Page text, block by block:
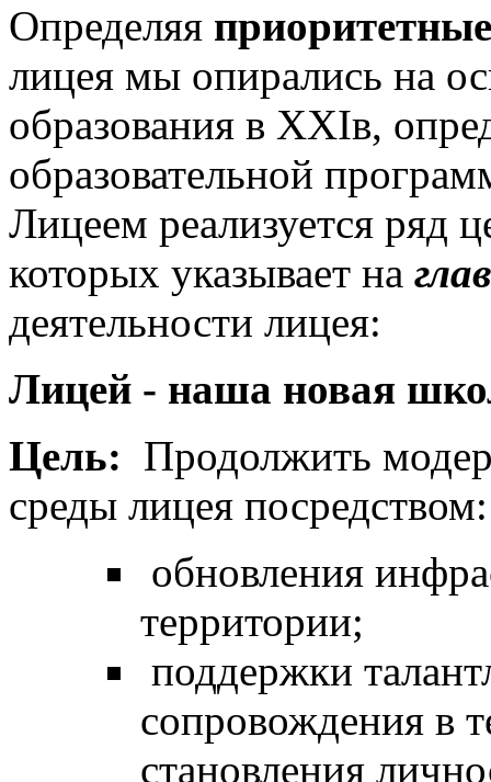
Определяя
лицея мы опирались на
образования в ХХIв,
образовательной
Лицеем реализуется ряд
которых указывает на
деятельности лицея:
Лицей - наша новая
Цель: Продолжить
среды лицея
обновления
территории;
поддержки
сопровождения в
становления